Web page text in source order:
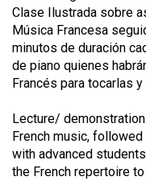
Clase Ilustrada sobre
Música Francesa
minutos de duración
de piano quienes
Francés para tocarlas
Lecture/
French music,
with advanced
the French repertoire